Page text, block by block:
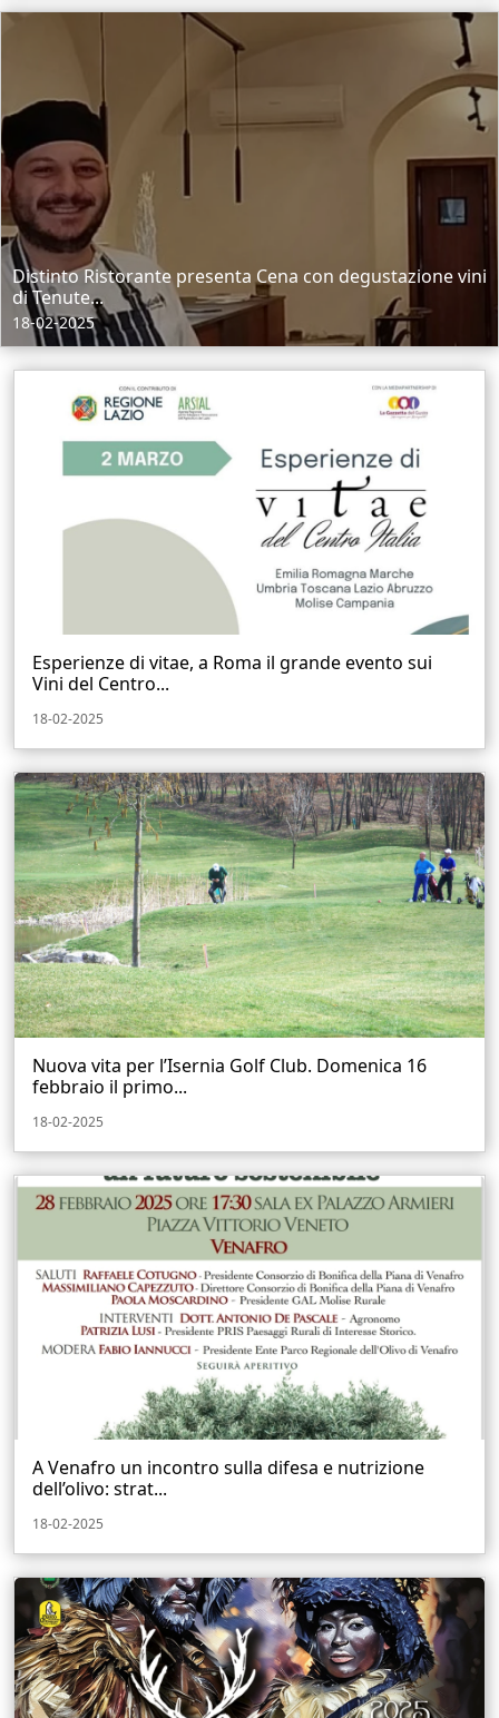
Distinto Ristorante presenta Cena con degustazione vini
di Tenute...
18-02-2025
Esperienze di vitae, a Roma il grande evento sui
Vini del Centro...
18-02-2025
Nuova vita per l’Isernia Golf Club. Domenica 16
febbraio il primo...
18-02-2025
A Venafro un incontro sulla difesa e nutrizione
dell’olivo: strat...
18-02-2025